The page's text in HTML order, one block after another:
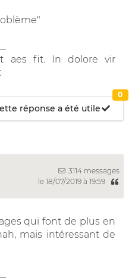
aes fit. In dolore vir
réponse a été utile
0
3114 messages
le 18/07/2019 à 19:59
qui font de plus en
mais intéressant de